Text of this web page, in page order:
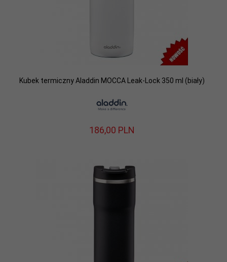
Kubek termiczny Aladdin MOCCA Leak-Lock 350 ml (biały)
186,00 PLN